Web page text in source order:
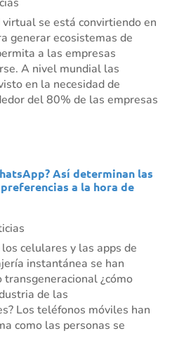
se está convirtiendo en
generar ecosistemas de
a las empresas
A nivel mundial las
en la necesidad de
del 80% de las empresas
Así determinan las
a la hora de
celulares y las apps de
instantánea se han
¿cómo
de las
Los teléfonos móviles han
como las personas se